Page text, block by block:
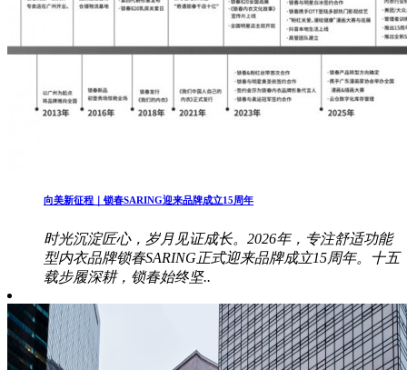
向美新征程｜锁春SARING迎来品牌成立15周年
时光沉淀匠心，岁月见证成长。2026年，专注舒适功能
型内衣品牌锁春SARING正式迎来品牌成立15周年。十五
载步履深耕，锁春始终坚..